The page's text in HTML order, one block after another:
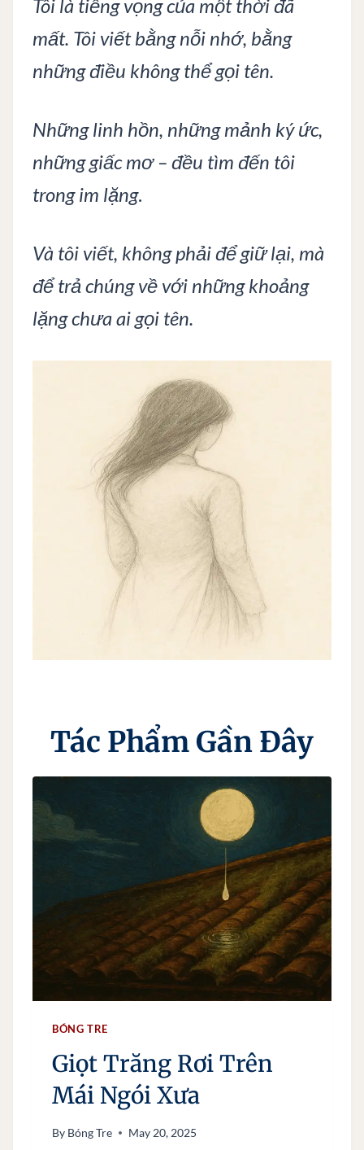
Tôi là tiếng vọng của một thời đã
mất. Tôi viết bằng nỗi nhớ, bằng
những điều không thể gọi tên.
Những linh hồn, những mảnh ký ức,
những giấc mơ – đều tìm đến tôi
trong im lặng.
Và tôi viết, không phải để giữ lại, mà
để trả chúng về với những khoảng
lặng chưa ai gọi tên.
Tác Phẩm Gần Đây
BÓNG TRE
Giọt Trăng Rơi Trên
Mái Ngói Xưa
By Bóng Tre May 20, 2025